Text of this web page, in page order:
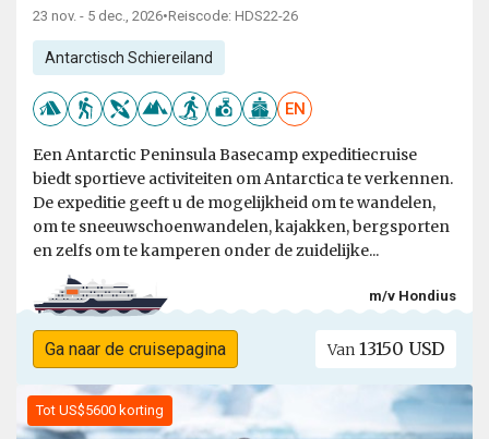
23 nov. - 5 dec., 2026•Reiscode: HDS22-26
Antarctisch Schiereiland
EN
Een Antarctic Peninsula Basecamp expeditiecruise
biedt sportieve activiteiten om Antarctica te verkennen.
De expeditie geeft u de mogelijkheid om te wandelen,
om te sneeuwschoenwandelen, kajakken, bergsporten
en zelfs om te kamperen onder de zuidelijke...
m/v Hondius
Ga naar de cruisepagina Van 13150 USD
Tot US$5600 korting